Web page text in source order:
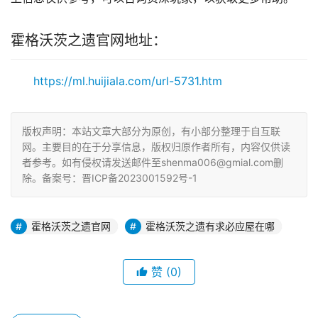
霍格沃茨之遗官网地址：
https://ml.huijiala.com/url-5731.htm
版权声明：本站文章大部分为原创，有小部分整理于自互联
网。主要目的在于分享信息，版权归原作者所有，内容仅供读
者参考。如有侵权请发送邮件至shenma006@gmial.com删
除。备案号：晋ICP备2023001592号-1
霍格沃茨之遗官网 霍格沃茨之遗有求必应屋在哪
赞 (0)